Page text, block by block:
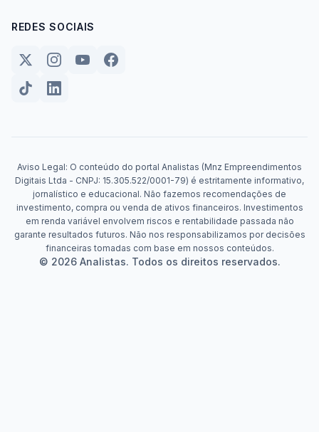
REDES SOCIAIS
Aviso Legal: O conteúdo do portal Analistas (Mnz Empreendimentos
Digitais Ltda - CNPJ: 15.305.522/0001-79) é estritamente informativo,
jornalístico e educacional. Não fazemos recomendações de
investimento, compra ou venda de ativos financeiros. Investimentos
em renda variável envolvem riscos e rentabilidade passada não
garante resultados futuros. Não nos responsabilizamos por decisões
financeiras tomadas com base em nossos conteúdos.
© 2026 Analistas. Todos os direitos reservados.